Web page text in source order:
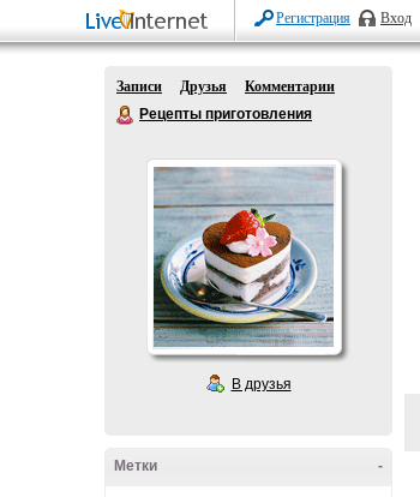
Регистрация Вход
Записи Друзья
Комментарии
Рецепты приготовления
В друзья
-
Метки